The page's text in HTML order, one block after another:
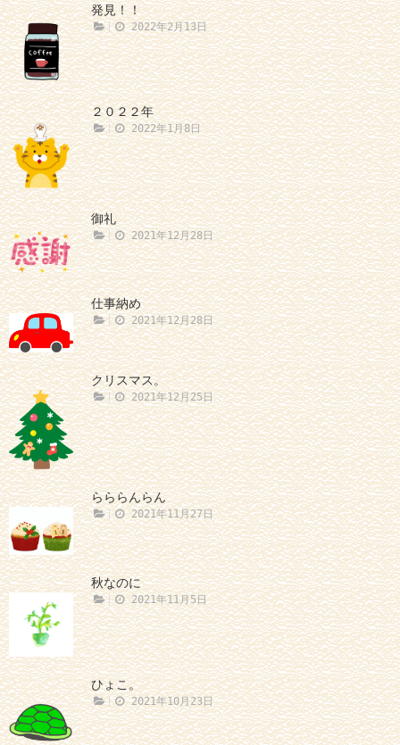
発見！！
2022年2月13日
２０２２年
2022年1月8日
御礼
2021年12月28日
仕事納め
2021年12月28日
クリスマス。
2021年12月25日
らららんらん
2021年11月27日
秋なのに
2021年11月5日
ひょこ。
2021年10月23日